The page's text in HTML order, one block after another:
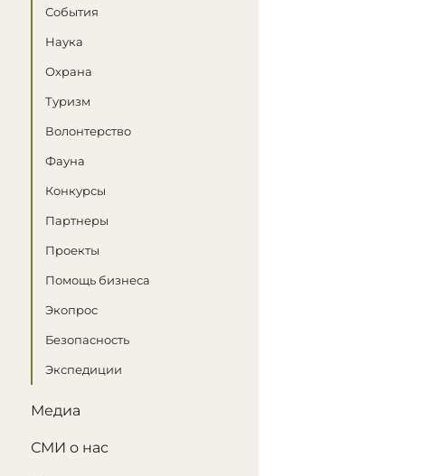
События
Наука
Охрана
Туризм
Волонтерство
Фауна
Конкурсы
Партнеры
Проекты
Помощь бизнеса
Экопрос
Безопасность
Экспедиции
Медиа
СМИ о нас